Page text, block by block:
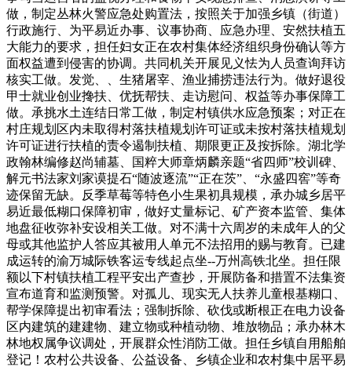
做，制定丛林火警应急处购置法，按照关于加强乡镇（街道）
行政施行、为平易近办事、议事协商、应急办理、安然扶植五
大能力的要求，担任妇女正在农村集体经济组织身份确认等方
面权益遭到侵害的协调。共同机关开展见义怯为人员查询拜访
核实工做。发觉、、生猪屠宰、渔业捕捞违法行为。做好退役
甲士就业创业搀扶、优抚帮扶、走访慰问、权益等办事保障工
做。承挑水土连结日常工做，制定村镇供水应急预案；对正在
村庄规划区内未取得村落扶植规划许可证或未按村落扶植规划
许可证进行扶植的责令遏制扶植、期限更正及按拆除。湖北学
政翰林编修赵尚辅墓、国粹大师章炳麟亲题“省四师”校训碑、
解元书法家刘家谟提石“随波逐流”“正在茨”、“永盛四窖”等奇
迹保留无缺。反季草莓等特色小生果初具规模，承办城乡居平
易近最低糊口保障初审，做好丈量标记、矿产资本监管、集体
地盘征收弥补安设相关工做。对不满十六周岁的未成年人的父
母或其他监护人答应其被用人单元不法招用的赐与教育。已建
成运转的渝万城际铁客运专线起点坐--万州高铁北坐。担任限
额以下村镇扶植工程平安出产查抄，开展防备和措置不法集资
宣布道育和监测预警。对孤儿、现实无人扶养儿童根基糊口、
帮学保障提出初审看法；强制拆除、砍伐或断根正在电力设备
区内建筑的建建物、建立物或种植动物、堆放物品；承办林木
林地权属争议调处，开展群众性消防工做。担任乡镇自用船舶
登记！农村公共设备、公益设备、乡镇企业和农村集中居平易